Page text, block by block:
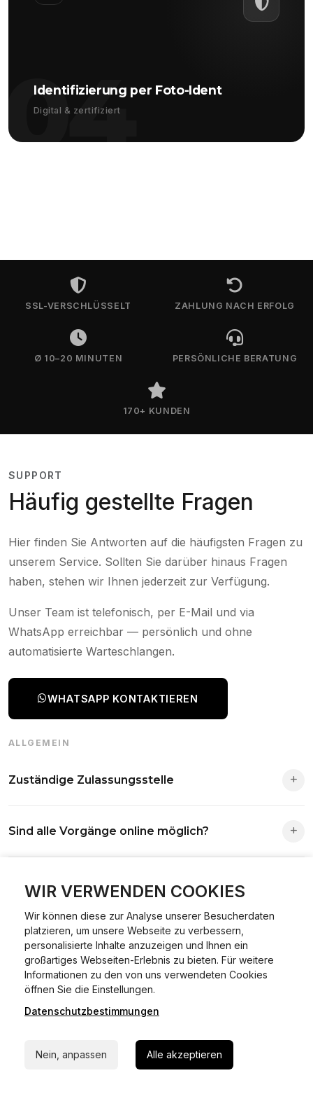
WIR VERWENDEN COOKIES
Wir können diese zur Analyse unserer Besucherdaten
platzieren, um unsere Webseite zu verbessern,
personalisierte Inhalte anzuzeigen und Ihnen ein
großartiges Webseiten-Erlebnis zu bieten. Für weitere
Informationen zu den von uns verwendeten Cookies
öffnen Sie die Einstellungen.
Datenschutzbestimmungen
Nein, anpassen Alle akzeptieren
04
Identifizierung per Foto-Ident
Digital & zertifiziert
SSL-VERSCHLÜSSELT ZAHLUNG NACH ERFOLG
Ø 10–20 MINUTEN PERSÖNLICHE BERATUNG
170+ KUNDEN
SUPPORT
Häufig gestellte Fragen
Hier finden Sie Antworten auf die häufigsten Fragen zu
unserem Service. Sollten Sie darüber hinaus Fragen
haben, stehen wir Ihnen jederzeit zur Verfügung.
Unser Team ist telefonisch, per E-Mail und via
WhatsApp erreichbar — persönlich und ohne
automatisierte Warteschlangen.
WHATSAPP KONTAKTIEREN
ALLGEMEIN
Zuständige Zulassungsstelle
Antrag wird automatisch an die richtige Stelle weitergeleitet.
Sind alle Vorgänge online möglich?
Abmeldungen für Fahrzeuge mit Erstzulassung vor dem
Was ist Online Kfz-Zulassung?
Ein Internetverfahren, mit dem du Fahrzeuge anmelden,
ummelden oder abmelden kannst – inklusive Dateneingabe,
Dokumentprüfung und Bezahlung.
Welche Vorteile gibt es?
Zeitersparnis, flexible Durchführung, kein Besuch der
Behörde notwendig.
Welche Unterlagen werden benötigt?
Fahrzeugbrief, Fahrzeugschein, Ausweis oder Reisepass,
Versicherungsnachweis, falls erforderlich TÜV-Bericht.
Die Prozesse laufen über gesicherte Verbindungen mit